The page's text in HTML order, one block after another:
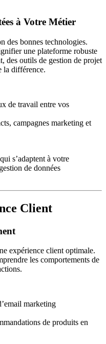
à Votre Métier
des bonnes technologies.
une plateforme robuste
des outils de gestion de projet
la différence.
de travail entre vos
campagnes marketing et
s’adaptent à votre
de données
Client
expérience client optimale.
les comportements de
marketing
de produits en